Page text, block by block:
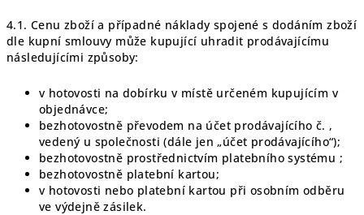
4.1. Cenu zboží a případné náklady spojené s dodáním zboží
dle kupní smlouvy může kupující uhradit prodávajícímu
následujícími způsoby:
v hotovosti na dobírku v místě určeném kupujícím v
objednávce;
bezhotovostně převodem na účet prodávajícího č. ,
vedený u společnosti (dále jen „účet prodávajícího“);
bezhotovostně prostřednictvím platebního systému ;
bezhotovostně platební kartou;
v hotovosti nebo platební kartou při osobním odběru
ve výdejně zásilek.